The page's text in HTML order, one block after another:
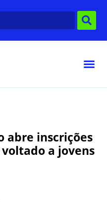
abre inscrições
a jovens